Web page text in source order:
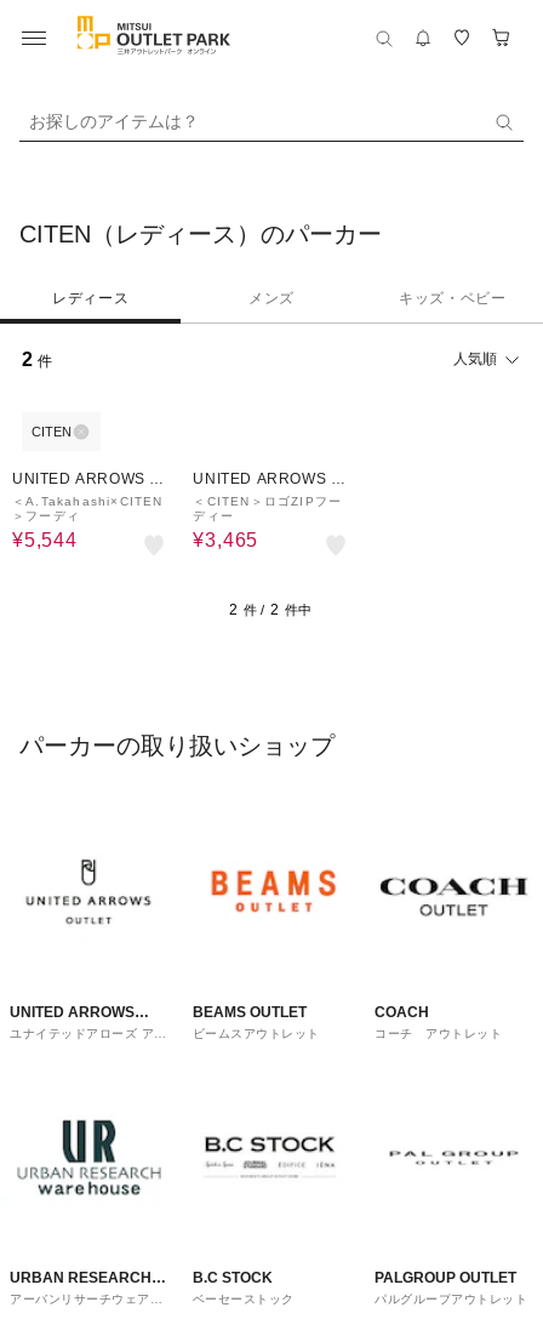
お探しのアイテムは？
CITEN（レディース）のパーカー
レディース メンズ キッズ・ベビー
2 件 人気順
CITEN
UNITED ARROWS O
UTLET
＜A.Takahashi×CITEN
＞フーディ
¥5,544
UNITED ARROWS O
UTLET
＜CITEN＞ロゴZIPフー
ディー
¥3,465
2 件 / 2 件中
パーカーの取り扱いショップ
UNITED ARROWS
OUTLET
ユナイテッドアローズ アウ
BEAMS OUTLET
ビームスアウトレット
COACH
コーチ アウトレット
URBAN RESEARCH
ware house
アーバンリサーチウェアハ
B.C STOCK
ベーセーストック
PALGROUP OUTLET
パルグループアウトレット